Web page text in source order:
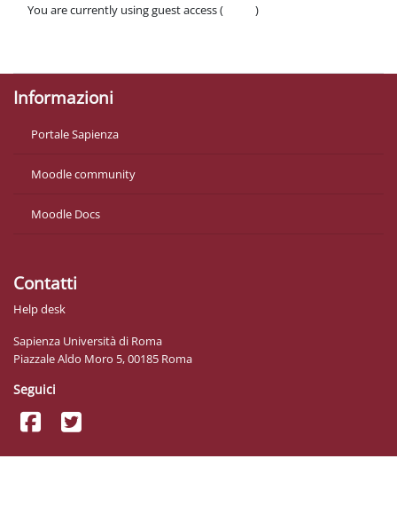
You are currently using guest access (
)
Informazioni
Portale Sapienza
Moodle community
Moodle Docs
Contatti
Help desk
Sapienza Università di Roma
Piazzale Aldo Moro 5, 00185 Roma
Seguici